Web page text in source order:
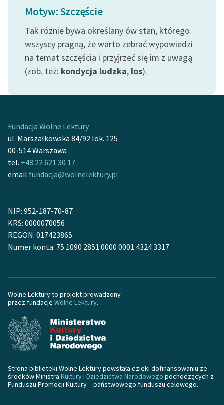
Kolekcje edukacyjne
twórców przechodzących
do domeny publicznej,
lektur szkolnych oraz
Starego Testamentu
Odkurzamy bohaterów
Szkoła Poezji Wolnych
O nas
Kontakt
O projekcie
Zasady wykorzystania
Wolnych Lektur
Materiały promocyjne
Polityka prywatności
Regulamin biblioteki
Dane fundacji i
sprawozdania finansowe
Regulamin darowizn
Informacja o treściach
Motyw: Szczęście
Tak różnie bywa określany ów stan, którego
wszyscy pragną, że warto zebrać wypowiedzi
na temat szczęścia i przyjrzeć się im z uwagą
(zob. też: kondycja ludzka, los).
Fundacja Wolne Lektury
ul. Marszałkowska 84/92 lok. 125
00-514 Warszawa
tel. +48 22 621 30 17
email fundacja@wolnelektury.pl
NIP: 952-187-70-87
KRS: 0000070056
REGON: 017423865
Numer konta: 75 1090 2851 0000 0001 4324 3317
Wolne Lektury to projekt prowadzony
przez fundację Wolne Lektury.
Strona biblioteki Wolne Lektury powstała dzięki dofinansowaniu ze
środków Ministra Kultury i Dziedzictwa Narodowego pochodzących z
Funduszu Promocji Kultury – państwowego funduszu celowego.